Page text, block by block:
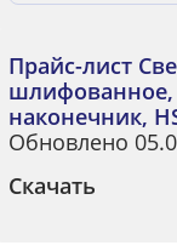
Прайс-лист
наконечник,
Обновлено
Скачать